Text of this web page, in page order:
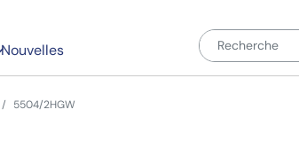
Nouvelles
5504/2HGW